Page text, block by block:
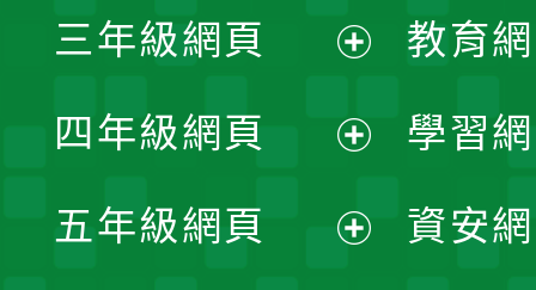
選
單
開
選
單
三年級網頁
開
選
四年級網頁
開
五年級網頁
教育
學習
資安